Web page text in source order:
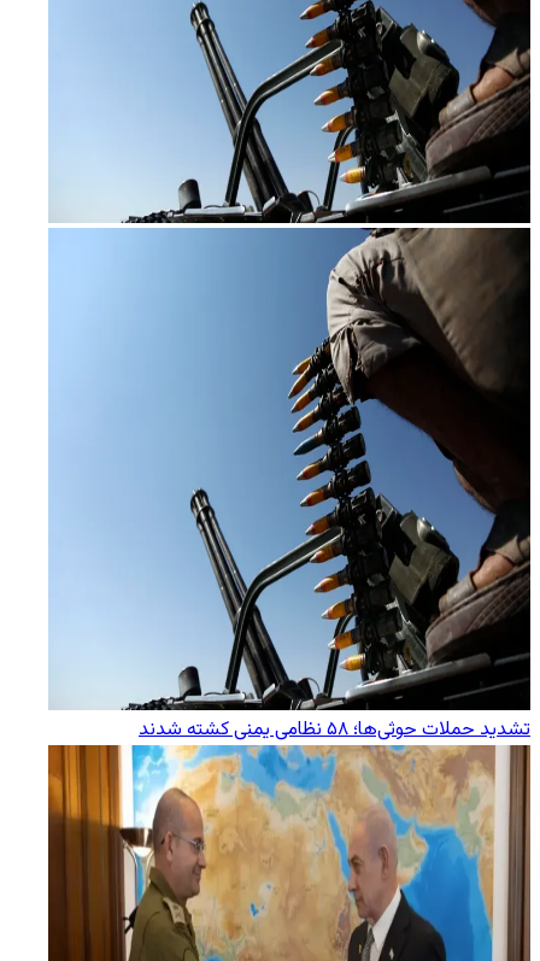
تشدید حملات حوثی‌ها؛ ۵۸ نظامی یمنی کشته شدند